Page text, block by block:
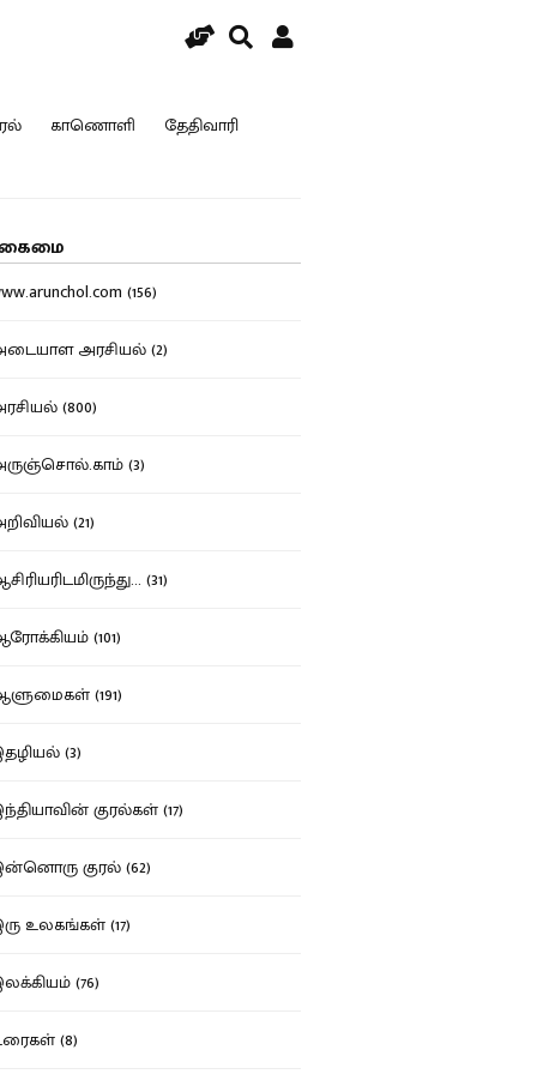
காணொளி தேதிவாரி
(156)
அரசியல் (2)
(800)
(3)
(21)
(31)
(101)
(191)
(3)
குரல்கள் (17)
குரல் (62)
உலகங்கள் (17)
(76)
(8)